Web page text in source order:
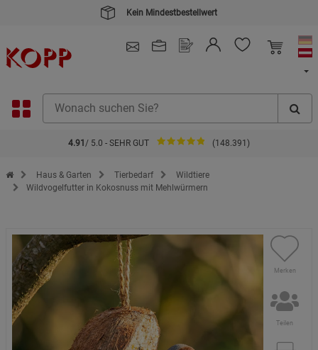
Kein Mindestbestellwert
4.91 / 5.0 - SEHR GUT (148.391)
Zur Startseite des Kopp Verlag Online-Shop
Haus & Garten Tierbedarf
Wildtiere
Wildvogelfutter in Kokosnuss mit Mehlwürmern
Merken
Teilen